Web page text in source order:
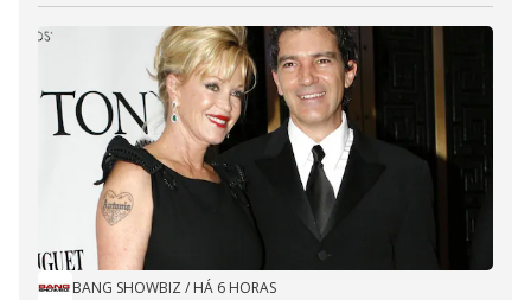
BANG SHOWBIZ / HÁ 6 HORAS